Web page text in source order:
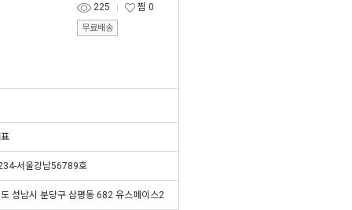
225
찜 0
무료배송
서울강남56789호
성남시 분당구 삼평동 682 유스페이스2